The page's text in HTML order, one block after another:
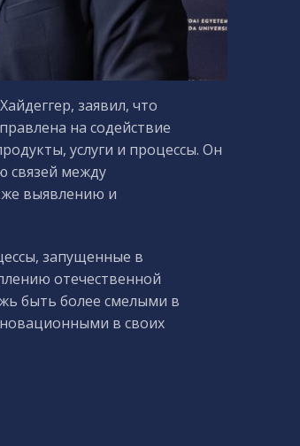
заявил, что
на содействие
услуги и процессы. Он
связей между
выявлению и
запущенные в
отечественной
быть более смелыми в
в своих